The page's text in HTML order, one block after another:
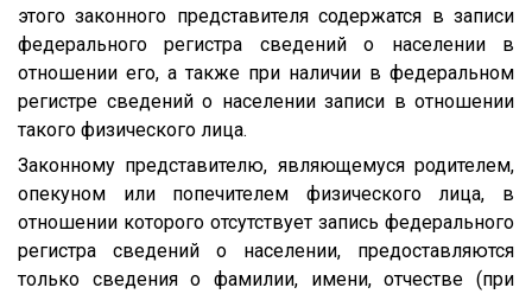
этого законного представителя содержатся в записи
федерального регистра сведений о населении в
отношении его, а также при наличии в федеральном
регистре сведений о населении записи в отношении
такого физического лица.
Законному представителю, являющемуся родителем,
опекуном или попечителем физического лица, в
отношении которого отсутствует запись федерального
регистра сведений о населении, предоставляются
только сведения о фамилии, имени, отчестве (при